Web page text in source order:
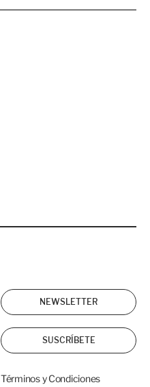
NEWSLETTER
SUSCRÍBETE
Términos y Condiciones